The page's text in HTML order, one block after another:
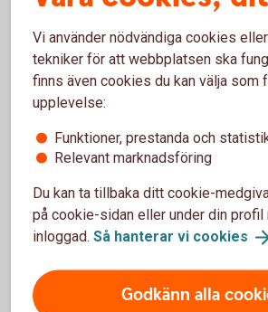
världsstjärnor
I 40 år har Konsertföreningen i Tingsryd
till musikupplevelser i världsklass. Med
Tingsryd, utan i MusikSverige. Artister
tack vare den varma stämningen och
Nu firar föreningen sitt jubileum med
som dokumenterar dess historia – från
biblioteket under 80-talet till dagens
Söderportskyrkan med perfekt akustik.
”Vi ville samla berättelserna medan
Vi använder nödvändiga cookies
tekniker för att webbplatsen ska
finns även cookies du kan välja som
upplevelse:
Funktioner, prestanda och
Relevant marknadsföring
Du kan ta tillbaka ditt cookie-
på cookie-sidan eller under din profil
inloggad. Så hanterar vi cookies
Godkänn alla